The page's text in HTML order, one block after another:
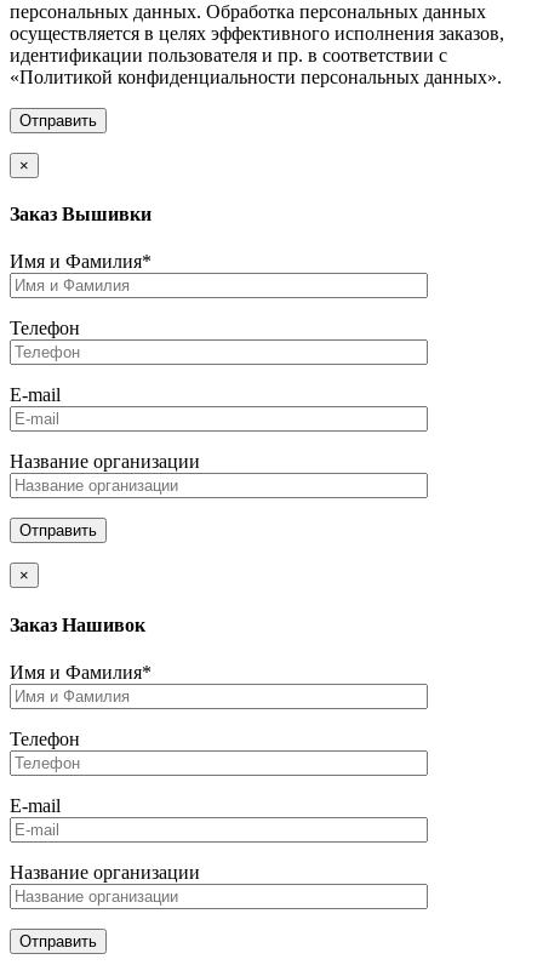
персональных данных. Обработка персональных данных
осуществляется в целях эффективного исполнения заказов,
идентификации пользователя и пр. в соответствии с
«Политикой конфиденциальности персональных данных».
×
Заказ Вышивки
Имя и Фамилия*
Телефон
E-mail
Название организации
×
Заказ Нашивок
Имя и Фамилия*
Телефон
E-mail
Название организации